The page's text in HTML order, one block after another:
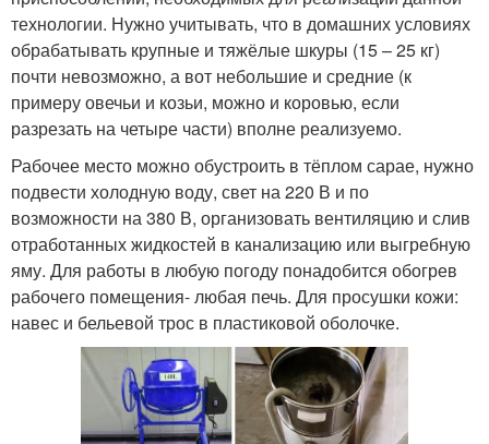
технологии. Нужно учитывать, что в домашних условиях
обрабатывать крупные и тяжёлые шкуры (15 – 25 кг)
почти невозможно, а вот небольшие и средние (к
примеру овечьи и козьи, можно и коровью, если
разрезать на четыре части) вполне реализуемо.
Рабочее место можно обустроить в тёплом сарае, нужно
подвести холодную воду, свет на 220 В и по
возможности на 380 В, организовать вентиляцию и слив
отработанных жидкостей в канализацию или выгребную
яму. Для работы в любую погоду понадобится обогрев
рабочего помещения- любая печь. Для просушки кожи:
навес и бельевой трос в пластиковой оболочке.